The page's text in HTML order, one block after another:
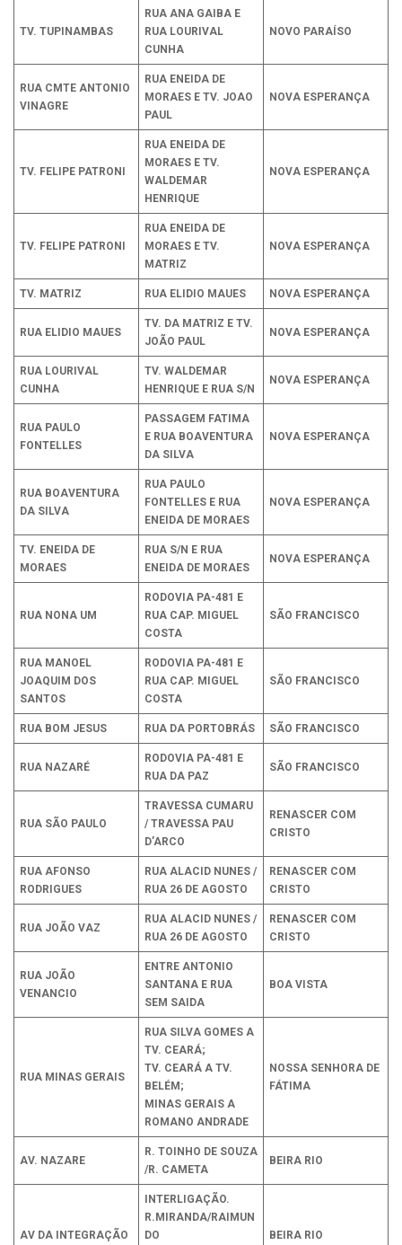
TV. TUPINAMBAS
RUA ANA GAIBA E
RUA LOURIVAL
CUNHA
NOVO PARAÍSO
RUA CMTE ANTONIO
VINAGRE
RUA ENEIDA DE
MORAES E TV. JOAO
PAUL
NOVA ESPERANÇA
TV. FELIPE PATRONI
RUA ENEIDA DE
MORAES E TV.
WALDEMAR
HENRIQUE
NOVA ESPERANÇA
TV. FELIPE PATRONI
RUA ENEIDA DE
MORAES E TV.
MATRIZ
NOVA ESPERANÇA
TV. MATRIZ RUA ELIDIO MAUES NOVA ESPERANÇA
RUA ELIDIO MAUES
TV. DA MATRIZ E TV.
JOÃO PAUL
NOVA ESPERANÇA
RUA LOURIVAL
CUNHA
TV. WALDEMAR
HENRIQUE E RUA S/N
NOVA ESPERANÇA
RUA PAULO
FONTELLES
PASSAGEM FATIMA
E RUA BOAVENTURA
DA SILVA
NOVA ESPERANÇA
RUA BOAVENTURA
DA SILVA
RUA PAULO
FONTELLES E RUA
ENEIDA DE MORAES
NOVA ESPERANÇA
TV. ENEIDA DE
MORAES
RUA S/N E RUA
ENEIDA DE MORAES
NOVA ESPERANÇA
RUA NONA UM
RODOVIA PA-481 E
RUA CAP. MIGUEL
COSTA
SÃO FRANCISCO
RUA MANOEL
JOAQUIM DOS
SANTOS
RODOVIA PA-481 E
RUA CAP. MIGUEL
COSTA
SÃO FRANCISCO
RUA BOM JESUS RUA DA PORTOBRÁS SÃO FRANCISCO
RUA NAZARÉ
RODOVIA PA-481 E
RUA DA PAZ
SÃO FRANCISCO
RUA SÃO PAULO
TRAVESSA CUMARU
/ TRAVESSA PAU
D’ARCO
RENASCER COM
CRISTO
RUA AFONSO
RODRIGUES
RUA ALACID NUNES /
RUA 26 DE AGOSTO
RENASCER COM
CRISTO
RUA JOÃO VAZ
RUA ALACID NUNES /
RUA 26 DE AGOSTO
RENASCER COM
CRISTO
RUA JOÃO
VENANCIO
ENTRE ANTONIO
SANTANA E RUA
SEM SAIDA
BOA VISTA
RUA MINAS GERAIS
RUA SILVA GOMES A
TV. CEARÁ;
TV. CEARÁ A TV.
BELÉM;
MINAS GERAIS A
ROMANO ANDRADE
NOSSA SENHORA DE
FÁTIMA
AV. NAZARE
R. TOINHO DE SOUZA
/R. CAMETA
BEIRA RIO
AV DA INTEGRAÇÃO
INTERLIGAÇÃO.
R.MIRANDA/RAIMUN
DO
BEIRA RIO